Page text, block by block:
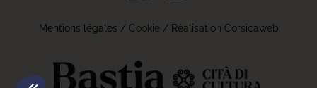
Mentions légales / Cookie/ Réalisation Corsicaweb